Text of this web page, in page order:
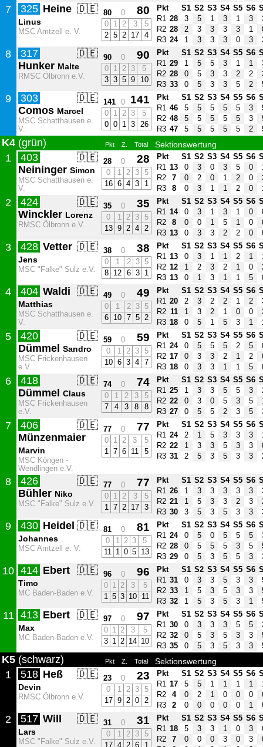
7 🇩🇪
325 Heine
Linus
MSC Amtzell e. V.
80 0 80
0 1 2 3
5
2
5 2 17 4
Pkt S1 S2 S3 S4 S5 S6
R1
28 3 5 1 3 1 3
R2 28 2 3 3 3 3 1
R3 24 1 3 3 3 0 3
8 🇩🇪
317
Hunker Malte
RMSC Ölbronn e.V.
90 0 90
0 1 2 3
5
3
3 5 9 10
Pkt S1 S2 S3 S4 S5 S6
R1
29 1 5 5 3 1 1
R2 28 0 5 3 3 2 2
R3 33 0 5 3 3 5 2
9 🇩🇪
303
Comos Marcel
MSC Schatthausen e.
V.
141 0 141
0 1 2 3
5
0
0 1 3 26
Pkt S1 S2 S3 S4 S5 S6
R1
46 5 5 5 5 5 3
R2 48 5 5 5 5 5 3
R3 47 5 5 5 5 5 2
K4 (grün) Pkt Z. Total Sektionswertung
1 🇩🇪
403
Neininger Simon
MSC Schatthausen e.
V.
28 0 28
0 1 2 3
5
16
6 4 3 1
Pkt S1 S2 S3 S4 S5 S6
R1
13 0 3 0 3 5 0
R2
7 0 2 0 1 2 0
R3
8 0 3 1 1 2 0
2 🇩🇪
424
Winckler Lorenz
RMSC Ölbronn e.V.
35 0 35
0 1 2 3
5
13
9 2 4 2
Pkt S1 S2 S3 S4 S5 S6
R1
14 0 3 1 3 1 0
R2
8 0 0 1 5 1 0
R3 13 0 3 3 2 2 0
3 🇩🇪
428 Vetter
Jens
MSC "Falke" Sulz e.V.
38 0 38
0 1 2 3
5
8
12 6 3 1
Pkt S1 S2 S3 S4 S5 S6
R1
13 0 3 1 1 2 1
R2 12 1 2 3 2 1 0
R3 13 0 1 3 1 1 5
4 🇩🇪
404 Waldi
Matthias
MSC Schatthausen e.
V.
49 0 49
0 1 2 3
5
6
10 7 5 2
Pkt S1 S2 S3 S4 S5 S6
R1
20 2 3 2 2 1 2
R2 11 1 3 2 1 0 0
R3 18 0 5 1 5 3 1
5 🇩🇪
420
Dümmel Sandro
MSC Frickenhausen
e.V.
59 0 59
0 1 2 3
5
10
6 3 4 7
Pkt S1 S2 S3 S4 S5 S6
R1
24 0 5 5 5 2 5
R2 17 0 3 3 2 1 2
R3 18 0 3 3 1 1 5
6 🇩🇪
418
Dümmel Claus
MSC Frickenhausen
e.V.
74 0 74
0 1 2 3
5
7
4 3 8 8
Pkt S1 S2 S3 S4 S5 S6
R1
25 1 3 3 5 5 3
R2 22 0 3 0 5 3 5
R3 27 0 5 5 2 3 5
7 🇩🇪
406
Münzenmaier
Marvin
MSC Köngen -
Wendlingen e.V.
77 0 77
0 1 2 3
5
1
7 6 11 5
Pkt S1 S2 S3 S4 S5 S6
R1
24 2 1 5 3 3 3
R2 22 1 3 3 5 3 3
R3 31 2 5 3 5 3 3
8 🇩🇪
426
Bühler Niko
MSC "Falke" Sulz e.V.
77 0 77
0 1 2 3
5
1
7 2 17 3
Pkt S1 S2 S3 S4 S5 S6
R1
26 1 3 3 3 3 3
R2 21 1 5 3 3 2 3
R3 30 3 5 3 5 3 3
9 🇩🇪
430 Heidel
Johannes
MSC Amtzell e. V.
81 0 81
0 1 2 3
5
11
1 0 5 13
Pkt S1 S2 S3 S4 S5 S6
R1
24 0 5 0 5 5 5
R2 28 0 5 5 5 3 5
R3 29 0 5 3 5 5 3
10 🇩🇪
414 Ebert
Timo
MC Baden-Baden e.V.
96 0 96
0 1 2 3
5
1
5 3 10 11
Pkt S1 S2 S3 S4 S5 S6
R1
31 0 3 3 5 3 3
R2 33 1 5 3 5 3 3
R3 32 1 5 3 5 3 1
11 🇩🇪
413 Ebert
Max
MC Baden-Baden e.V.
97 0 97
0 1 2 3
5
3 1 2 14 10
Pkt S1 S2 S3 S4 S5 S6
R1
30 0 3 3 3 5 5
R2 32 0 5 3 5 3 3
R3 35 0 5 3 5 3 3
K5 (schwarz) Pkt Z. Total Sektionswertung
1 🇩🇪
518 Heß
Devin
RMSC Ölbronn e.V.
23 0 23
0 1 2 3
5
17
9 2 0 2
Pkt S1 S2 S3 S4 S5 S6
R1
17 5 5 1 1 1 1
R2
4 0 2 1 0 0 0
R3
2 0 0 0 0 0 1
2 🇩🇪
517 Will
Lars
MSC "Falke" Sulz e.V.
31 0 31
0 1 2 3
5
17
4 2 6 1
Pkt S1 S2 S3 S4 S5 S6
R1
18 5 3 3 1 0 3
R2
7 0 0 0 3 0 3